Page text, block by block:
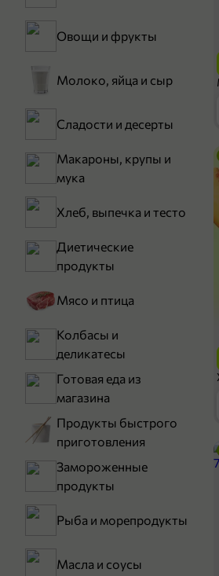
Овощи и фрукты
Молоко, яйца и сыр
Сладости и десерты
Макароны, крупы и
мука
Хлеб, выпечка и тесто
Диетические
продукты
Мясо и птица
Колбасы и
деликатесы
Готовая еда из
магазина
Продукты быстрого
приготовления
Замороженные
продукты
Рыба и морепродукты
Масла и соусы